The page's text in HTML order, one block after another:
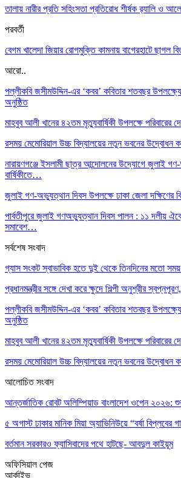
তালায় নারীর প্রতি সহিংসতা প্রতিরোধ শীর্ষক র‌্যালি ও
পরবর্তী
বেগম খালেদা জিয়ার রোগমুক্তি কামনায় বাগেরহাটে ছাগল
আরো..
পল্লীকবি জসীমউদ্দিন-এর ‘কবর’ কবিতার শতবছর
অনুষ্ঠিত
মাহবুব আলী খানের ৪২তম মৃত্যুবার্ষিকী উপলক্ষে পরিবারের
রসময় মেমোরিয়াল উচ্চ বিদ্যালয়ের নতুন ভবনের উদ্বোধন
নারায়ণগঞ্জে ইসলামী ছাত্র আন্দোলনের উদ্যোগে জুলাই
বার্ষিকীতে…
জুলাই গণ-অভ্যুত্থান দিবস উপলক্ষে ঢাকা জেলা দক্ষিণের
পার্বতীপুরে জুলাই গণঅভ্যুত্থান দিবস পালন : ১১ দলীয়
সমাবেশ…
সর্বশেষ সংবাদ
গ্যাস সংকট স্বাভাবিক হতে দুই থেকে তিনদিনের মতো সময়
প্রধানমন্ত্রীর সঙ্গে দেখা করে ক্ষুদে শিল্পী অনুশ্রীর
পল্লীকবি জসীমউদ্দিন-এর ‘কবর’ কবিতার শতবছর
অনুষ্ঠিত
মাহবুব আলী খানের ৪২তম মৃত্যুবার্ষিকী উপলক্ষে পরিবারের
রসময় মেমোরিয়াল উচ্চ বিদ্যালয়ের নতুন ভবনের উদ্বোধন
আলোচিত সংবাদ
আন্তর্জাতিক রোবট অলিম্পিয়াড বাংলাদেশ ওপেন ২০২৬:
৫ অগাস্ট ঢাকার মানিক মিয়া অ্যাভিনিউয়ে “বর্ষা বিপ্লবের
বর্তমান সরকারও ফ্যাসিবাদের পথে হাটছে- আবদুল কাইয়ূম
অফিসিয়াল পেজ
আর্কাইভ